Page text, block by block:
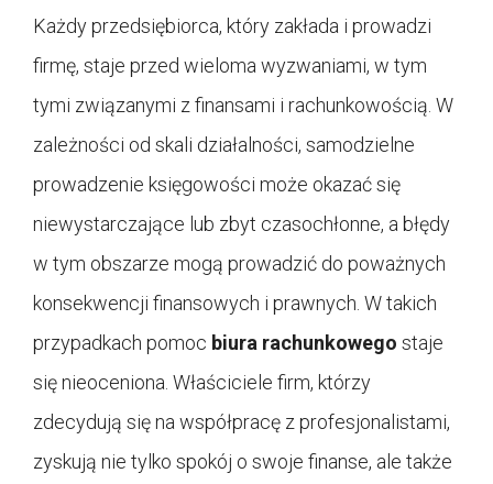
Każdy przedsiębiorca, który zakłada i prowadzi
firmę, staje przed wieloma wyzwaniami, w tym
tymi związanymi z finansami i rachunkowością. W
zależności od skali działalności, samodzielne
prowadzenie księgowości może okazać się
niewystarczające lub zbyt czasochłonne, a błędy
w tym obszarze mogą prowadzić do poważnych
konsekwencji finansowych i prawnych. W takich
przypadkach pomoc biura rachunkowego staje
się nieoceniona. Właściciele firm, którzy
zdecydują się na współpracę z profesjonalistami,
zyskują nie tylko spokój o swoje finanse, ale także